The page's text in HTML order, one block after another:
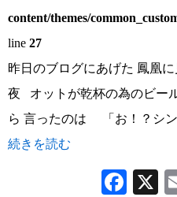
content/themes/
line 27
昨日のブログにあげた 鳳凰
夜 オットが乾杯の為のビー
ら 言ったのは 「お！？シ
続きを読む